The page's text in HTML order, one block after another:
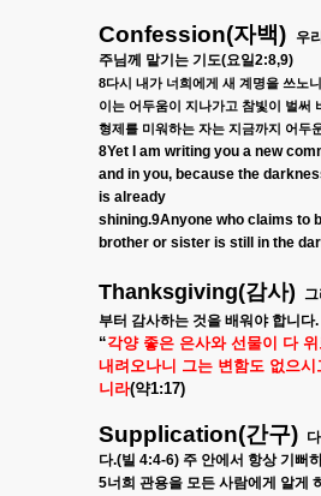
Confession(자백) 우
주님께 맡기는 기도(요일2:8,9)
8다시 내가 너희에게 새 계명을 쓰노니
이는 어두움이 지나가고 참빛이 벌써
형제를 미워하는 자는 지금까지 어두
8Yet I am writing you a new
and in you, because the
is already
shining.9Anyone who claims to
brother or sister is still in the
Thanksgiving(감사)
부터 감사하는 것을 배워야 합니다.
“각양 좋은 은사와 선물이 다 위
내려오나니 그는 변함도 없으시
니라(약1:17)
Supplication(간구)
다.(빌 4:4-6) 주 안에서 항상 기뻐
5너희 관용을 모든 사람에게 알게